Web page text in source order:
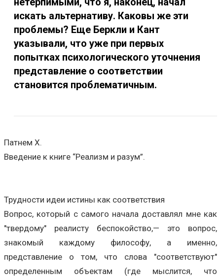
искать альтернативу. Каковы же эти
проблемы? Еще Беркли и Кант
указывали, что уже при первых
попытках психологического уточнения
представление о соответствии
становится проблематичным.
Патнем Х.
Введение к книге “Реализм и разум”.
Трудности идеи истины как соответствия
Вопрос, который с самого начала доставлял мне как
"твердому" реалисту беспокойство,— это вопрос,
знакомый каждому философу, а именно,
представление о том, что слова "соответствуют"
определенным объектам (где мыслится, что